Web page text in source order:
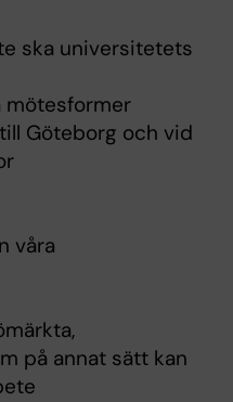
ska universitetets
mötesformer
Göteborg och vid
våra
på annat sätt kan